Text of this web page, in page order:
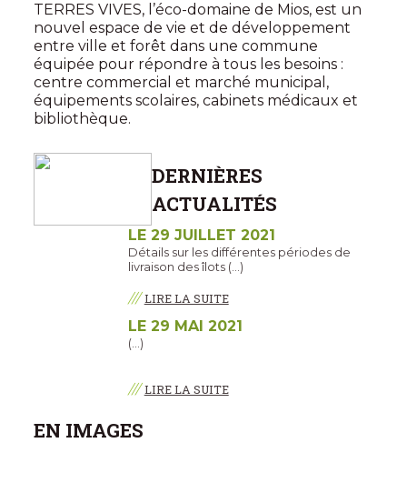
TERRES VIVES, l’éco-domaine de Mios, est un
nouvel espace de vie et de développement
entre ville et forêt dans une commune
équipée pour répondre à tous les besoins :
centre commercial et marché municipal,
équipements scolaires, cabinets médicaux et
bibliothèque.
DERNIÈRES
ACTUALITÉS
LE 29 JUILLET 2021
Détails sur les différentes périodes de
livraison des îlots (…)
/// LIRE LA SUITE
LE 29 MAI 2021
(…)
/// LIRE LA SUITE
EN IMAGES